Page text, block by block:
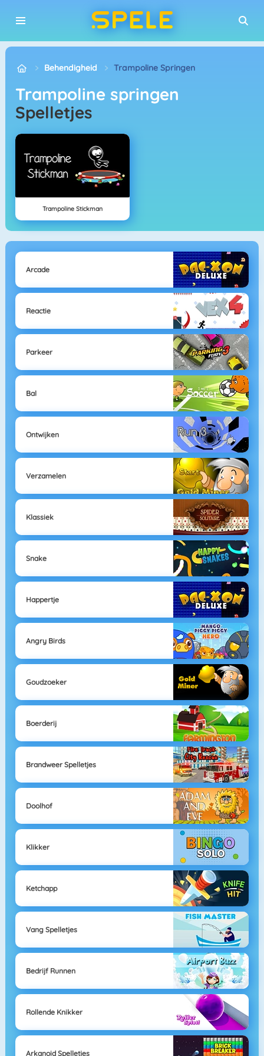
Behendigheid Trampoline Springen
Trampoline springen
Spelletjes
Trampoline Stickman
Arcade
Reactie
Parkeer
Bal
Ontwijken
Verzamelen
Klassiek
Snake
Happertje
Angry Birds
Goudzoeker
Boerderij
Brandweer Spelletjes
Doolhof
Klikker
Ketchapp
Vang Spelletjes
Bedrijf Runnen
Rollende Knikker
Arkanoid Spelletjes